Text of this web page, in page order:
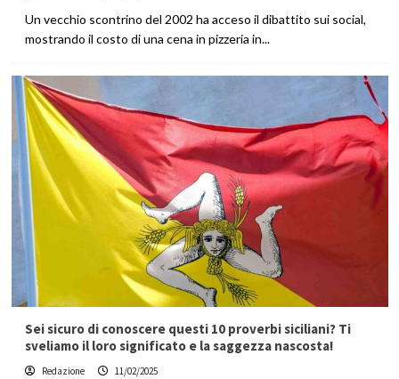
Un vecchio scontrino del 2002 ha acceso il dibattito sui social,
mostrando il costo di una cena in pizzeria in...
Sei sicuro di conoscere questi 10 proverbi siciliani? Ti
sveliamo il loro significato e la saggezza nascosta!
Redazione 11/02/2025